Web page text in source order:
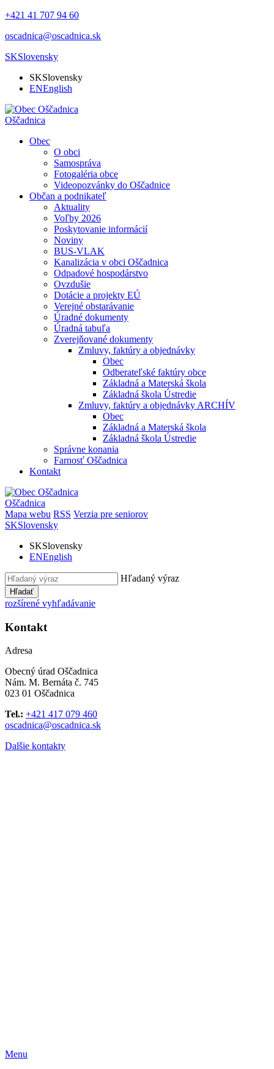
+421 41 707 94 60
oscadnica@oscadnica.sk
SKSlovensky
SKSlovensky
ENEnglish
Oščadnica
Obec
O obci
Samospráva
Fotogaléria obce
Videopozvánky do Oščadnice
Občan a podnikateľ
Aktuality
Voľby 2026
Poskytovanie informácií
Noviny
BUS-VLAK
Kanalizácia v obci Oščadnica
Odpadové hospodárstvo
Ovzdušie
Dotácie a projekty EÚ
Verejné obstarávanie
Úradné dokumenty
Úradná tabuľa
Zverejňované dokumenty
Zmluvy, faktúry a objednávky
Obec
Odberateľské faktúry obce
Základná a Materská škola
Základná škola Ústredie
Zmluvy, faktúry a objednávky ARCHÍV
Obec
Základná a Materská škola
Základná škola Ústredie
Správne konania
Farnosť Oščadnica
Kontakt
Oščadnica
Mapa webu RSS Verzia pre seniorov
SKSlovensky
SKSlovensky
ENEnglish
Hľadaný výraz
Hľadať
rozšírené vyhľadávanie
Kontakt
Adresa
Obecný úrad Oščadnica
Nám. M. Bernáta č. 745
023 01 Oščadnica
Tel.: +421 417 079 460
oscadnica@oscadnica.sk
Dalšie kontakty
Menu